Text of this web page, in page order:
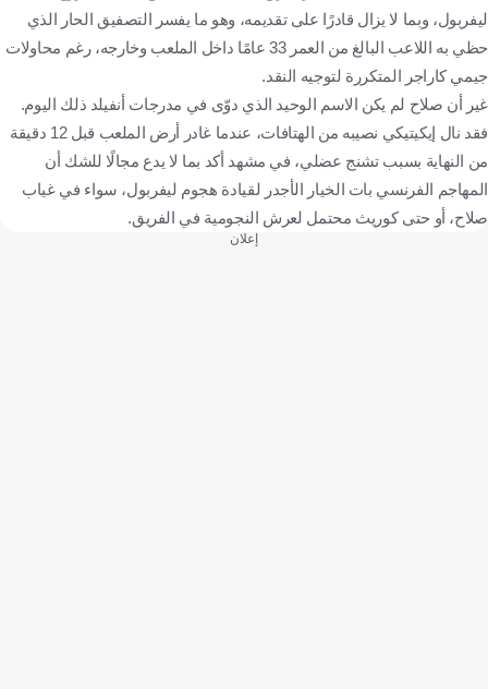
ليفربول، وبما لا يزال قادرًا على تقديمه، وهو ما يفسر التصفيق الحار الذي
حظي به اللاعب البالغ من العمر 33 عامًا داخل الملعب وخارجه، رغم محاولات
جيمي كاراجر المتكررة لتوجيه النقد.
غير أن صلاح لم يكن الاسم الوحيد الذي دوّى في مدرجات أنفيلد ذلك اليوم.
فقد نال إيكيتيكي نصيبه من الهتافات، عندما غادر أرض الملعب قبل 12 دقيقة
من النهاية بسبب تشنج عضلي، في مشهد أكد بما لا يدع مجالًا للشك أن
المهاجم الفرنسي بات الخيار الأجدر لقيادة هجوم ليفربول، سواء في غياب
صلاح، أو حتى كوريث محتمل لعرش النجومية في الفريق.
إعلان